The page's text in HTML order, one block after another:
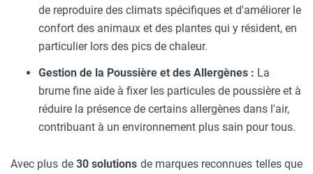
de reproduire des climats spécifiques et d'améliorer le
confort des animaux et des plantes qui y résident, en
particulier lors des pics de chaleur.
Gestion de la Poussière et des Allergènes : La
brume fine aide à fixer les particules de poussière et à
réduire la présence de certains allergènes dans l'air,
contribuant à un environnement plus sain pour tous.
Avec plus de 30 solutions de marques reconnues telles que